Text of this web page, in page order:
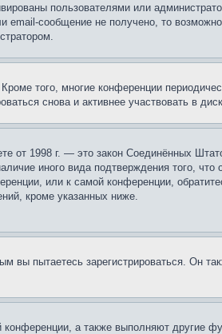
пользователями или
сообщение не получено, то
того, многие конференции
снова и активнее участвовать в
от 1998 г. — это закон Соединённых
иного вида подтверждения того,
или к самой конференции,
кроме указанных ниже.
пытаетесь зарегистрироваться. Он
а также выполняют другие